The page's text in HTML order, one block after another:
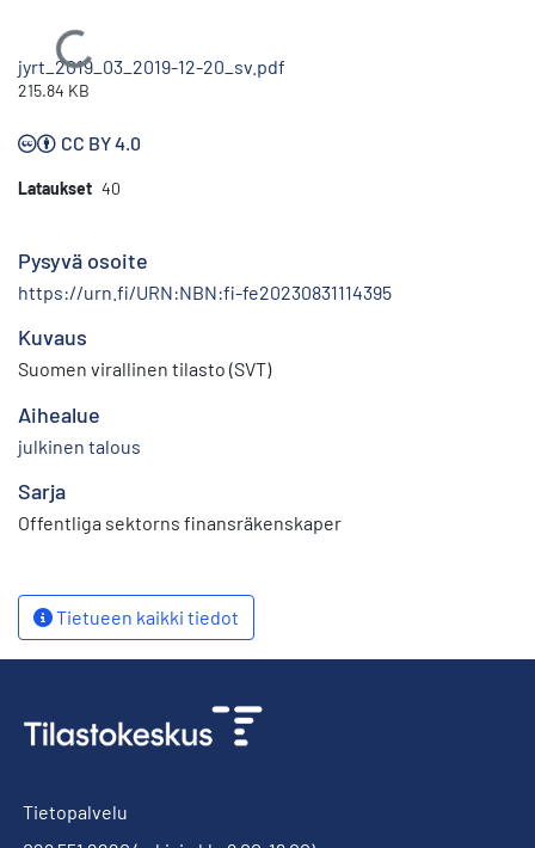
Ladataan...
jyrt_2019_03_2019-12-20_sv.pdf
215.84 KB
CC BY 4.0
Lataukset 40
Pysyvä osoite
https://urn.fi/URN:NBN:fi-fe20230831114395
Kuvaus
Suomen virallinen tilasto (SVT)
Aihealue
julkinen talous
Sarja
Offentliga sektorns finansräkenskaper
Tietueen kaikki tiedot
Tietopalvelu